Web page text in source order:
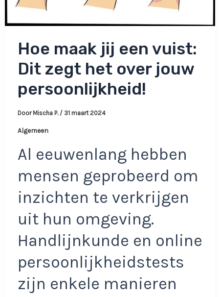
Hoe maak jij een vuist:
Dit zegt het over jouw
persoonlijkheid!
Door Mischa P. / 31 maart 2024
Algemeen
Al eeuwenlang hebben
mensen geprobeerd om
inzichten te verkrijgen
uit hun omgeving.
Handlijnkunde en online
persoonlijkheidstests
zijn enkele manieren